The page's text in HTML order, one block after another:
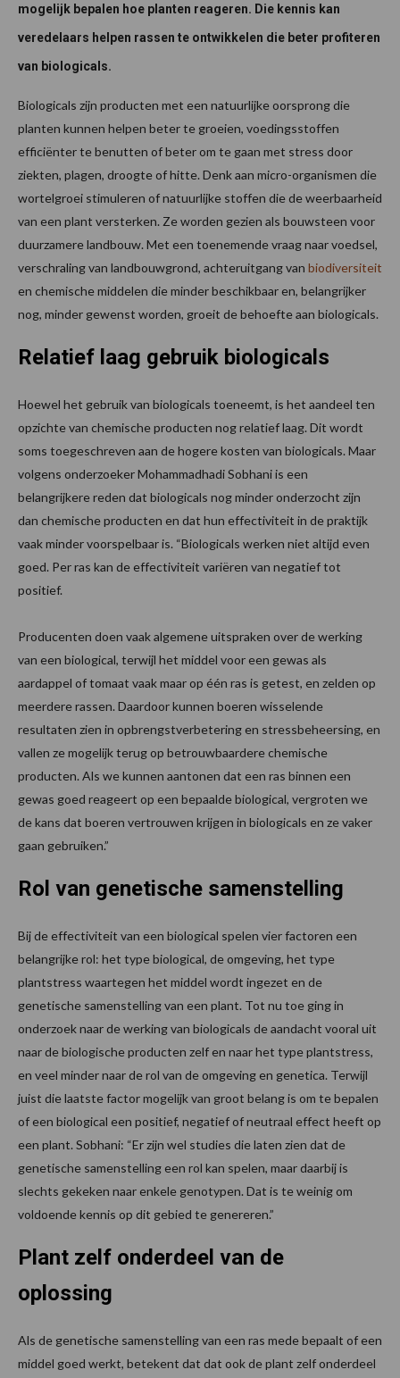
mogelijk bepalen hoe planten reageren. Die kennis kan
veredelaars helpen rassen te ontwikkelen die beter profiteren
van biologicals.
Biologicals zijn producten met een natuurlijke oorsprong die
planten kunnen helpen beter te groeien, voedingsstoffen
efficiënter te benutten of beter om te gaan met stress door
ziekten, plagen, droogte of hitte. Denk aan micro-organismen die
wortelgroei stimuleren of natuurlijke stoffen die de weerbaarheid
van een plant versterken. Ze worden gezien als bouwsteen voor
duurzamere landbouw. Met een toenemende vraag naar voedsel,
verschraling van landbouwgrond, achteruitgang van biodiversiteit
en chemische middelen die minder beschikbaar en, belangrijker
nog, minder gewenst worden, groeit de behoefte aan biologicals.
Relatief laag gebruik biologicals
Hoewel het gebruik van biologicals toeneemt, is het aandeel ten
opzichte van chemische producten nog relatief laag. Dit wordt
soms toegeschreven aan de hogere kosten van biologicals. Maar
volgens onderzoeker Mohammadhadi Sobhani is een
belangrijkere reden dat biologicals nog minder onderzocht zijn
dan chemische producten en dat hun effectiviteit in de praktijk
vaak minder voorspelbaar is. “Biologicals werken niet altijd even
goed. Per ras kan de effectiviteit variëren van negatief tot
positief.
Producenten doen vaak algemene uitspraken over de werking
van een biological, terwijl het middel voor een gewas als
aardappel of tomaat vaak maar op één ras is getest, en zelden op
meerdere rassen. Daardoor kunnen boeren wisselende
resultaten zien in opbrengstverbetering en stressbeheersing, en
vallen ze mogelijk terug op betrouwbaardere chemische
producten. Als we kunnen aantonen dat een ras binnen een
gewas goed reageert op een bepaalde biological, vergroten we
de kans dat boeren vertrouwen krijgen in biologicals en ze vaker
gaan gebruiken.”
Rol van genetische samenstelling
Bij de effectiviteit van een biological spelen vier factoren een
belangrijke rol: het type biological, de omgeving, het type
plantstress waartegen het middel wordt ingezet en de
genetische samenstelling van een plant. Tot nu toe ging in
onderzoek naar de werking van biologicals de aandacht vooral uit
naar de biologische producten zelf en naar het type plantstress,
en veel minder naar de rol van de omgeving en genetica. Terwijl
juist die laatste factor mogelijk van groot belang is om te bepalen
of een biological een positief, negatief of neutraal effect heeft op
een plant. Sobhani: “Er zijn wel studies die laten zien dat de
genetische samenstelling een rol kan spelen, maar daarbij is
slechts gekeken naar enkele genotypen. Dat is te weinig om
voldoende kennis op dit gebied te genereren.”
Plant zelf onderdeel van de
oplossing
Als de genetische samenstelling van een ras mede bepaalt of een
middel goed werkt, betekent dat dat ook de plant zelf onderdeel